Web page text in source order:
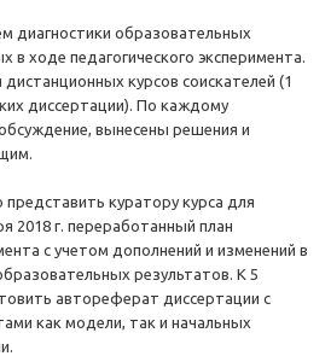
диагностики образовательных
в ходе педагогического эксперимента.
курсов соискателей (1
диссертации). По каждому
вынесены решения и
куратору курса для
2018 г. переработанный план
с учетом дополнений и изменений в
результатов. К 5
автореферат диссертации с
как модели, так и начальных